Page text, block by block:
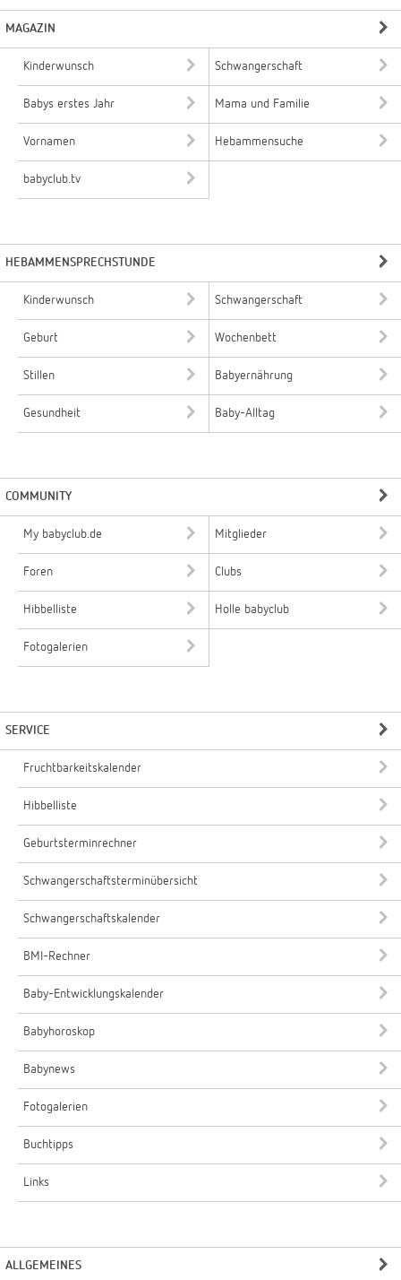
MAGAZIN
Kinderwunsch Schwangerschaft
Babys erstes Jahr Mama und Familie
Vornamen Hebammensuche
babyclub.tv
HEBAMMENSPRECHSTUNDE
Kinderwunsch Schwangerschaft
Geburt Wochenbett
Stillen Babyernährung
Gesundheit Baby-Alltag
COMMUNITY
My babyclub.de Mitglieder
Foren Clubs
Hibbelliste Holle babyclub
Fotogalerien
SERVICE
Fruchtbarkeitskalender
Hibbelliste
Geburtsterminrechner
Schwangerschaftsterminübersicht
Schwangerschaftskalender
BMI-Rechner
Baby-Entwicklungskalender
Babyhoroskop
Babynews
Fotogalerien
Buchtipps
Links
ALLGEMEINES